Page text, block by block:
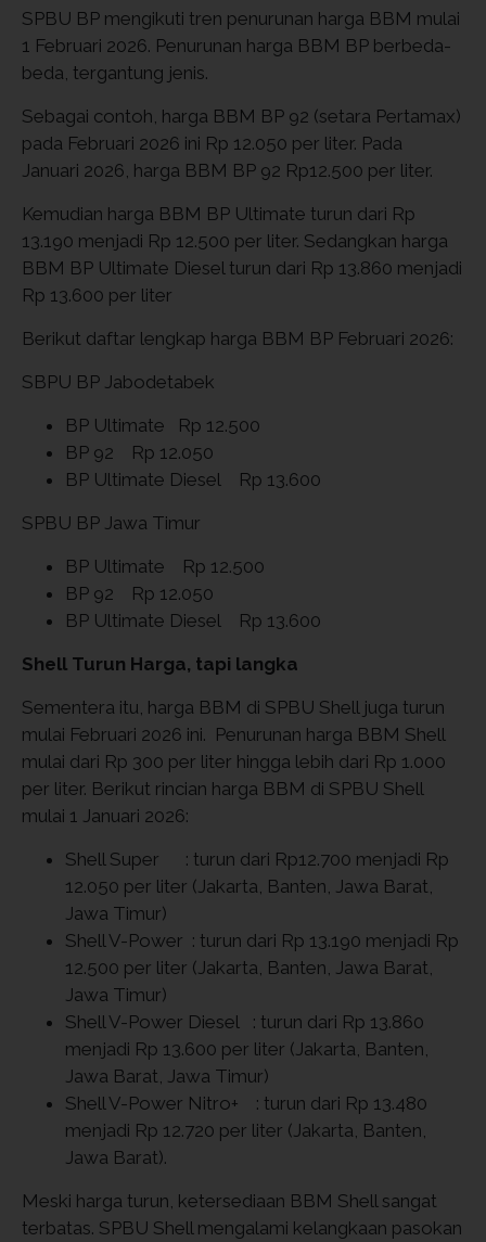
SPBU BP mengikuti tren penurunan harga BBM mulai
1 Februari 2026. Penurunan harga BBM BP berbeda-
beda, tergantung jenis.
Sebagai contoh, harga BBM BP 92 (setara Pertamax)
pada Februari 2026 ini Rp 12.050 per liter. Pada
Januari 2026, harga BBM BP 92 Rp12.500 per liter.
Kemudian harga BBM BP Ultimate turun dari Rp
13.190 menjadi Rp 12.500 per liter. Sedangkan harga
BBM BP Ultimate Diesel turun dari Rp 13.860 menjadi
Rp 13.600 per liter
Berikut daftar lengkap harga BBM BP Februari 2026:
SBPU BP Jabodetabek
BP Ultimate Rp 12.500
BP 92 Rp 12.050
BP Ultimate Diesel Rp 13.600
SPBU BP Jawa Timur
BP Ultimate Rp 12.500
BP 92 Rp 12.050
BP Ultimate Diesel Rp 13.600
Shell Turun Harga, tapi langka
Sementera itu, harga BBM di SPBU Shell juga turun
mulai Februari 2026 ini. Penurunan harga BBM Shell
mulai dari Rp 300 per liter hingga lebih dari Rp 1.000
per liter. Berikut rincian harga BBM di SPBU Shell
mulai 1 Januari 2026:
Shell Super : turun dari Rp12.700 menjadi Rp
12.050 per liter (Jakarta, Banten, Jawa Barat,
Jawa Timur)
Shell V-Power : turun dari Rp 13.190 menjadi Rp
12.500 per liter (Jakarta, Banten, Jawa Barat,
Jawa Timur)
Shell V-Power Diesel : turun dari Rp 13.860
menjadi Rp 13.600 per liter (Jakarta, Banten,
Jawa Barat, Jawa Timur)
Shell V-Power Nitro+ : turun dari Rp 13.480
menjadi Rp 12.720 per liter (Jakarta, Banten,
Jawa Barat).
Meski harga turun, ketersediaan BBM Shell sangat
terbatas. SPBU Shell mengalami kelangkaan pasokan